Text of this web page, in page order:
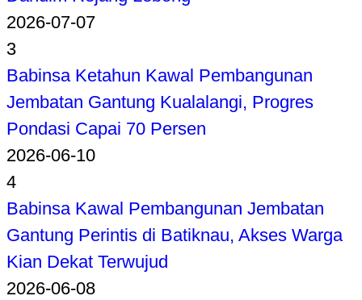
2026-07-07
3
Babinsa Ketahun Kawal Pembangunan
Jembatan Gantung Kualalangi, Progres
Pondasi Capai 70 Persen
2026-06-10
4
Babinsa Kawal Pembangunan Jembatan
Gantung Perintis di Batiknau, Akses Warga
Kian Dekat Terwujud
2026-06-08